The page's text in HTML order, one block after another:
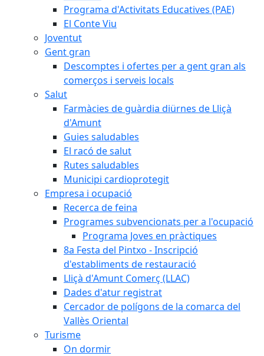
Programa d'Activitats Educatives (PAE)
El Conte Viu
Joventut
Gent gran
Descomptes i ofertes per a gent gran als
comerços i serveis locals
Salut
Farmàcies de guàrdia diürnes de Lliçà
d'Amunt
Guies saludables
El racó de salut
Rutes saludables
Municipi cardioprotegit
Empresa i ocupació
Recerca de feina
Programes subvencionats per a l'ocupació
Programa Joves en pràctiques
8a Festa del Pintxo - Inscripció
d'establiments de restauració
Lliçà d'Amunt Comerç (LLAC)
Dades d'atur registrat
Cercador de polígons de la comarca del
Vallès Oriental
Turisme
On dormir